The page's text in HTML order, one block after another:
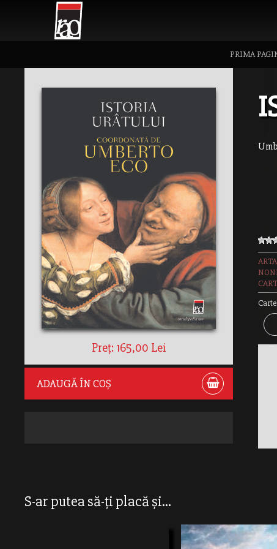
PRIMA
Preț: 165,00 Lei
ADAUGĂ ÎN COȘ
ARTA
S-ar putea să-ți placă și...